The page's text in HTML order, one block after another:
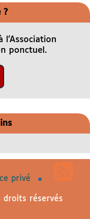
?
ponctuel.
privé
réservés